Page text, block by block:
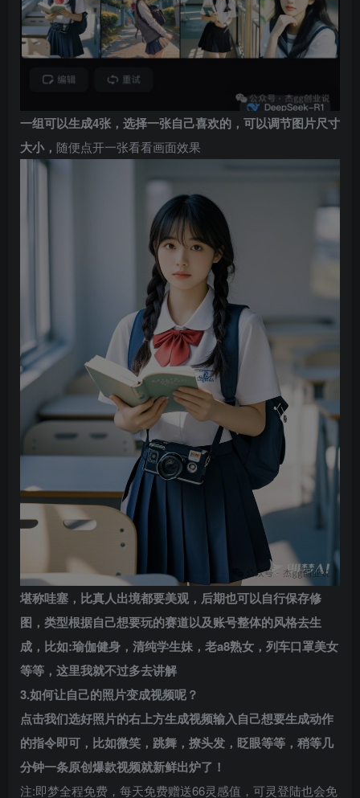
一组可以生成4张，选择一张自己喜欢的，可以调节图片尺寸
大小， 随便点开一张看看画面效果
堪称哇塞，比真人出境都要美观，后期也可以自行保存修
图，类型根据自己想要玩的赛道以及账号整体的风格去生
成，比如:瑜伽健身，清纯学生妹，老a8熟女，列车口罩美女
等等，这里我就不过多去讲解
3.如何让自己的照片变成视频呢？
点击我们选好照片的右上方生成视频输入自己想要生成动作
的指令即可，比如微笑，跳舞，撩头发，眨眼等等，稍等几
分钟一条原创爆款视频就新鲜出炉了！
注:即梦全程免费，每天免费赠送66灵感值，可灵登陆也会免